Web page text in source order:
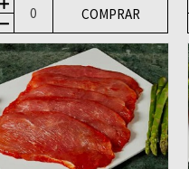
COMPRAR